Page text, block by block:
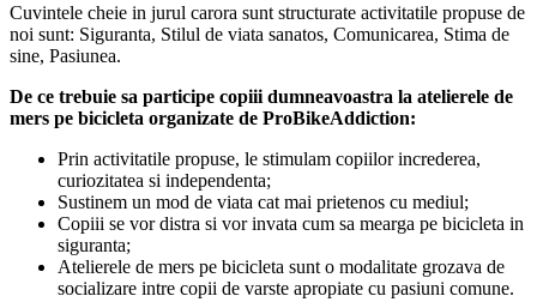
Cuvintele cheie in jurul carora sunt structurate activitatile propuse de
noi sunt: Siguranta, Stilul de viata sanatos, Comunicarea, Stima de
sine, Pasiunea.
De ce trebuie sa participe copiii dumneavoastra la atelierele de
mers pe bicicleta organizate de ProBikeAddiction:
Prin activitatile propuse, le stimulam copiilor increderea,
curiozitatea si independenta;
Sustinem un mod de viata cat mai prietenos cu mediul;
Copiii se vor distra si vor invata cum sa mearga pe bicicleta in
siguranta;
Atelierele de mers pe bicicleta sunt o modalitate grozava de
socializare intre copii de varste apropiate cu pasiuni comune.